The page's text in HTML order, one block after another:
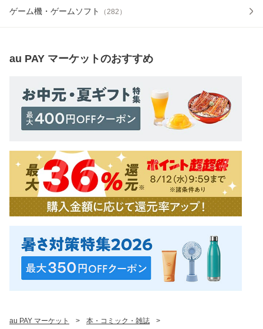
ゲーム機・ゲームソフト （282 ）
au PAY マーケットのおすすめ
au PAY マーケット > 本・コミック・雑誌
>